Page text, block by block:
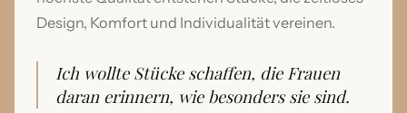
Design, Komfort und Individualität vereinen.
Ich wollte Stücke schaffen, die Frauen
daran erinnern, wie besonders sie sind.